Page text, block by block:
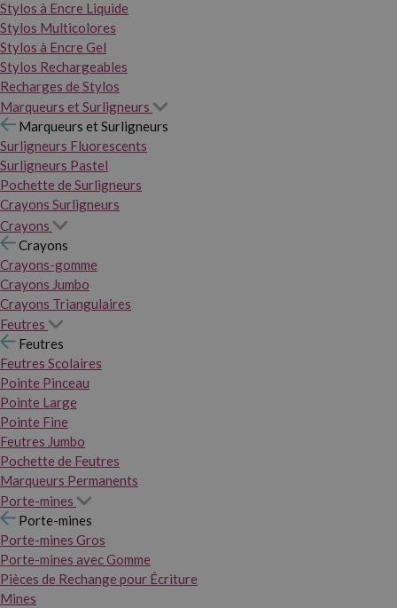
Stylos à Encre Liquide
Stylos Multicolores
Stylos à Encre Gel
Stylos Rechargeables
Recharges de Stylos
Marqueurs et Surligneurs
Marqueurs et Surligneurs
Surligneurs Fluorescents
Surligneurs Pastel
Pochette de Surligneurs
Crayons Surligneurs
Crayons
Crayons
Crayons-gomme
Crayons Jumbo
Crayons Triangulaires
Feutres
Feutres
Feutres Scolaires
Pointe Pinceau
Pointe Large
Pointe Fine
Feutres Jumbo
Pochette de Feutres
Marqueurs Permanents
Porte-mines
Porte-mines
Porte-mines Gros
Porte-mines avec Gomme
Pièces de Rechange pour Écriture
Mines